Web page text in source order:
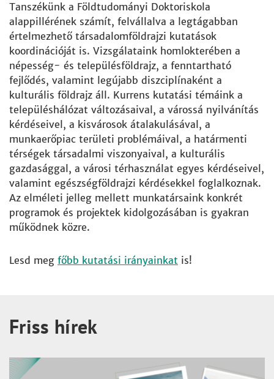
Tanszékünk a Földtudományi Doktoriskola
alappillérének számít, felvállalva a legtágabban
értelmezhető társadalomföldrajzi kutatások
koordinációját is. Vizsgálataink homlokterében a
népesség- és településföldrajz, a fenntartható
fejlődés, valamint legújabb diszciplínaként a
kulturális földrajz áll. Kurrens kutatási témáink a
településhálózat változásaival, a várossá nyilvánítás
kérdéseivel, a kisvárosok átalakulásával, a
munkaerőpiac területi problémáival, a határmenti
térségek társadalmi viszonyaival, a kulturális
gazdasággal, a városi térhasználat egyes kérdéseivel,
valamint egészségföldrajzi kérdésekkel foglalkoznak.
Az elméleti jelleg mellett munkatársaink konkrét
programok és projektek kidolgozásában is gyakran
működnek közre.
Lesd meg főbb kutatási irányainkat is!
Friss hírek